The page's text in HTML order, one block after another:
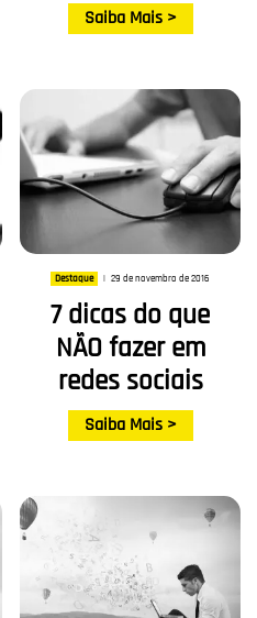
Saiba Mais >
Destaque | 29 de novembro de 2016
7 dicas do que
NÃO fazer em
redes sociais
Saiba Mais >